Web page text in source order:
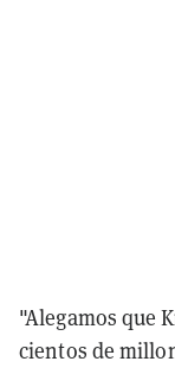
"Alegamos que
cientos de